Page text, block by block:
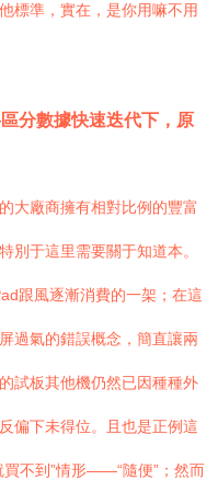
標準，實在，是你用嘛不用
分數據快速迭代下，原
大廠商擁有相對比例的豐富
別于這里需要關于知道本。
跟風逐漸消費的一架；在這
過氣的錯誤概念，簡直讓兩
試板其他機仍然已因種種外
偏下未得位。且也是正例這
買不到”情形——“隨便”；然而